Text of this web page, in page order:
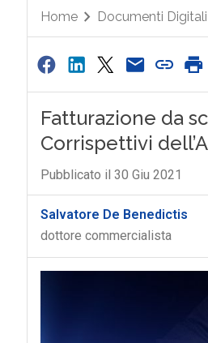
Home Documenti Digitali
Fatturazione da
Corrispettivi
Pubblicato il 30 Giu 2021
Salvatore De Benedictis
dottore commercialista